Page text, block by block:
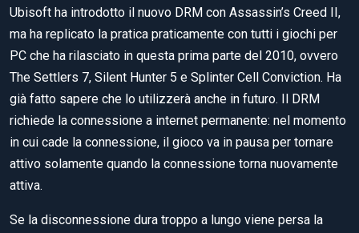
Ubisoft ha introdotto il nuovo DRM con Assassin’s Creed II,
ma ha replicato la pratica praticamente con tutti i giochi per
PC che ha rilasciato in questa prima parte del 2010, ovvero
The Settlers 7, Silent Hunter 5 e Splinter Cell Conviction. Ha
già fatto sapere che lo utilizzerà anche in futuro. Il DRM
richiede la connessione a internet permanente: nel momento
in cui cade la connessione, il gioco va in pausa per tornare
attivo solamente quando la connessione torna nuovamente
attiva.
Se la disconnessione dura troppo a lungo viene persa la